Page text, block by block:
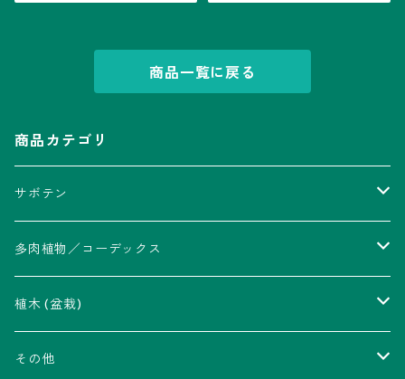
商品一覧に戻る
商品カテゴリ
サボテン
アストロフィツム属
瑠璃兜錦、兜丸錦
V-type兜
アリオカルプス属
ウィギンシア属
多肉植物／コーデックス
アカベ属
アロエ属
植木 (盆栽)
ムクロジ科：カエデ属
その他